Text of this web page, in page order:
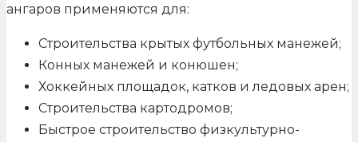
ангаров применяются для:
Строительства крытых футбольных манежей;
Конных манежей и конюшен;
Хоккейных площадок, катков и ледовых арен;
Строительства картодромов;
Быстрое строительство физкультурно-